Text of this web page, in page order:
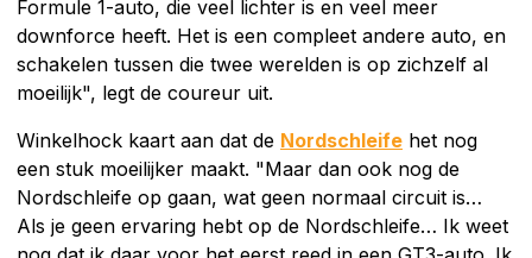
Formule 1-auto, die veel lichter is en veel meer
downforce heeft. Het is een compleet andere auto, en
schakelen tussen die twee werelden is op zichzelf al
moeilijk", legt de coureur uit.
Winkelhock kaart aan dat de Nordschleife het nog
een stuk moeilijker maakt. "Maar dan ook nog de
Nordschleife op gaan, wat geen normaal circuit is…
Als je geen ervaring hebt op de Nordschleife… Ik weet